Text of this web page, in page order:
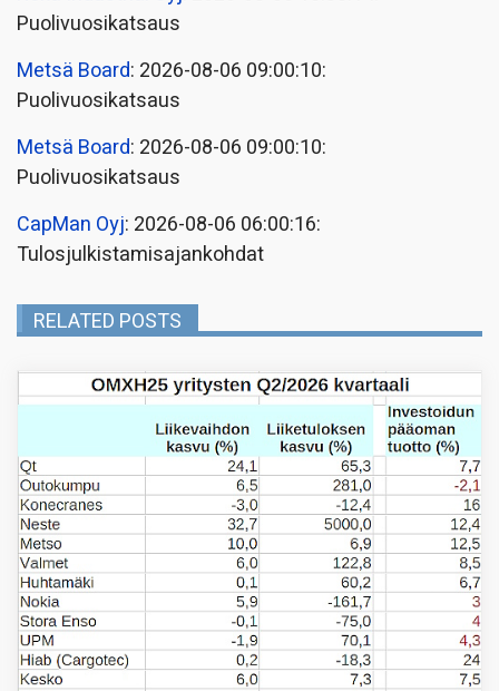
Puolivuosikatsaus
Metsä Board: 2026-08-06 09:00:10:
Puolivuosikatsaus
Metsä Board: 2026-08-06 09:00:10:
Puolivuosikatsaus
CapMan Oyj: 2026-08-06 06:00:16:
Tulosjulkistamisajankohdat
RELATED POSTS